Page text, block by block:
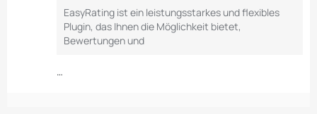
EasyRating ist ein leistungsstarkes und flexibles
Plugin, das Ihnen die Möglichkeit bietet,
Bewertungen und
…